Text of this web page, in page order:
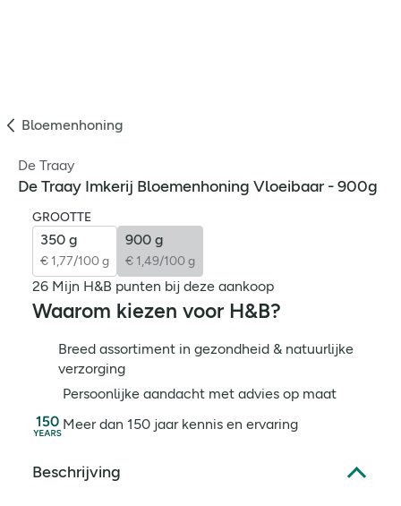
Bloemenhoning
De Traay
De Traay Imkerij Bloemenhoning Vloeibaar - 900g
GROOTTE
350 g
€ 1,77/100 g
900 g
€ 1,49/100 g
26 Mijn H&B punten bij deze aankoop
Waarom kiezen voor H&B?
Breed assortiment in gezondheid & natuurlijke
verzorging
Persoonlijke aandacht met advies op maat
Meer dan 150 jaar kennis en ervaring
Beschrijving